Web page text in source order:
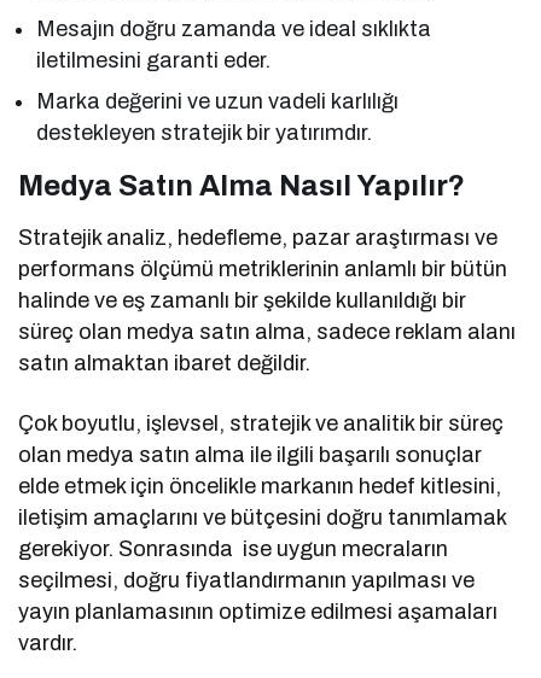
Mesajın doğru zamanda ve ideal sıklıkta
iletilmesini garanti eder.
Marka değerini ve uzun vadeli karlılığı
destekleyen stratejik bir yatırımdır.
Medya Satın Alma Nasıl Yapılır?
Stratejik analiz, hedefleme, pazar araştırması ve
performans ölçümü metriklerinin anlamlı bir bütün
halinde ve eş zamanlı bir şekilde kullanıldığı bir
süreç olan medya satın alma, sadece reklam alanı
satın almaktan ibaret değildir.
Çok boyutlu, işlevsel, stratejik ve analitik bir süreç
olan medya satın alma ile ilgili başarılı sonuçlar
elde etmek için öncelikle markanın hedef kitlesini,
iletişim amaçlarını ve bütçesini doğru tanımlamak
gerekiyor. Sonrasında ise uygun mecraların
seçilmesi, doğru fiyatlandırmanın yapılması ve
yayın planlamasının optimize edilmesi aşamaları
vardır.